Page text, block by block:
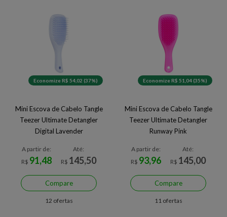
Economize R$ 54,02 (37%)
Mini Escova de Cabelo Tangle
Teezer Ultimate Detangler
Digital Lavender
A partir de:
R$ 91,48
Até:
R$ 145,50
Compare
12 ofertas
Economize R$ 51,04 (35%)
Mini Escova de Cabelo Tangle
Teezer Ultimate Detangler
Runway Pink
A partir de:
R$ 93,96
Até:
R$ 145,00
Compare
11 ofertas